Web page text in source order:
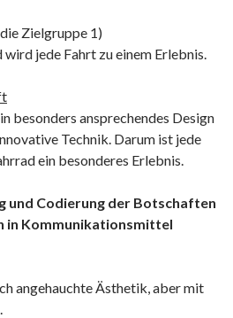
Zielgruppe 1)
jede Fahrt zu einem Erlebnis.
besonders ansprechendes Design
Technik. Darum ist jede
ein besonderes Erlebnis.
und Codierung der Botschaften
in Kommunikationsmittel
angehauchte Ästhetik, aber mit